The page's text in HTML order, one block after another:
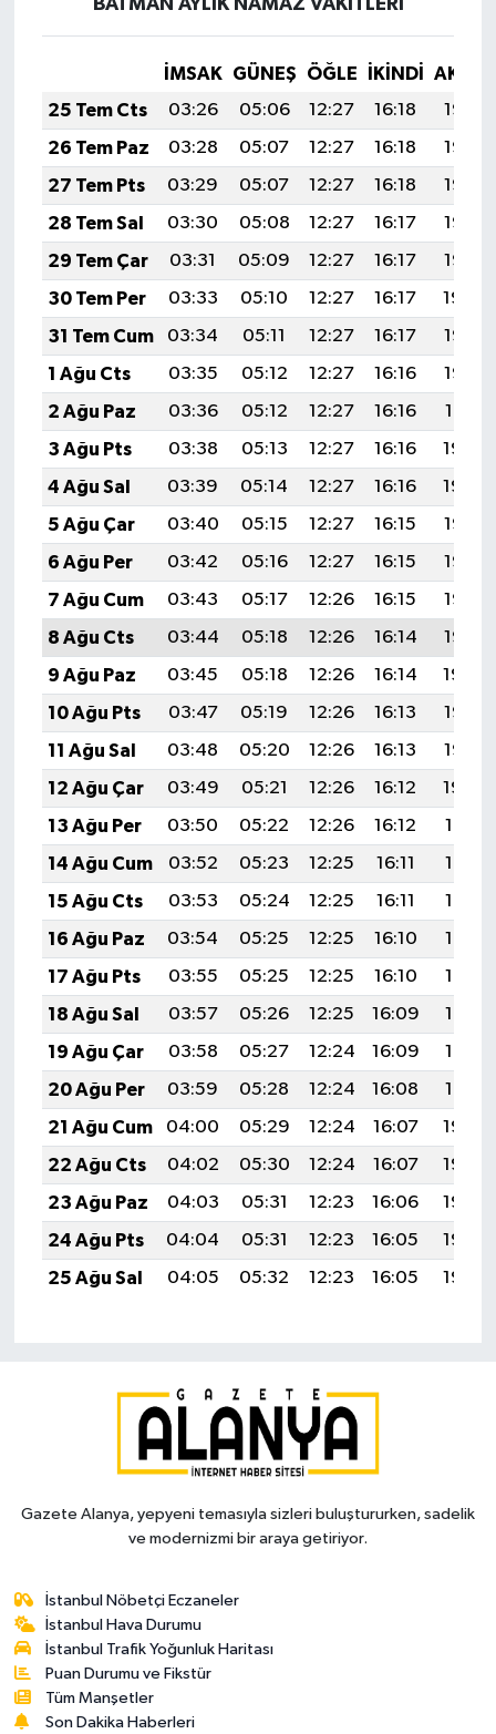
İMSAK GÜNEŞ ÖĞLE İKINDI
25 Tem Cts
03:26 05:06 12:27 16:18
19:38
26 Tem Paz
03:28 05:07 12:27 16:18
19:38
27 Tem Pts
03:29 05:07 12:27 16:18
19:37
28 Tem Sal
03:30 05:08 12:27 16:17
19:36
29 Tem Çar
03:31 05:09 12:27 16:17
19:35
30 Tem Per
03:33 05:10 12:27 16:17
19:34
31 Tem Cum
03:34 05:11 12:27 16:17
19:33
1 Ağu Cts
03:35 05:12 12:27 16:16
19:32
2 Ağu Paz
03:36 05:12 12:27 16:16
19:31
3 Ağu Pts
03:38 05:13 12:27 16:16
19:30
4 Ağu Sal
03:39 05:14 12:27 16:16
19:29
5 Ağu Çar
03:40 05:15 12:27 16:15
19:28
6 Ağu Per
03:42 05:16 12:27 16:15
19:27
7 Ağu Cum
03:43 05:17 12:26 16:15
19:26
8 Ağu Cts
03:44 05:18 12:26 16:14
19:25
9 Ağu Paz
03:45 05:18 12:26 16:14
19:24
10 Ağu Pts
03:47 05:19 12:26 16:13
19:23
11 Ağu Sal
03:48 05:20 12:26 16:13
19:22
12 Ağu Çar
03:49 05:21 12:26 16:12
19:20
13 Ağu Per
03:50 05:22 12:26 16:12
19:19
14 Ağu Cum
03:52 05:23 12:25 16:11
19:18
15 Ağu Cts
03:53 05:24 12:25 16:11
19:17
16 Ağu Paz
03:54 05:25 12:25 16:10
19:15
17 Ağu Pts
03:55 05:25 12:25 16:10
19:14
18 Ağu Sal
03:57 05:26 12:25 16:09
19:13
19 Ağu Çar
03:58 05:27 12:24 16:09
19:12
20 Ağu Per
03:59 05:28 12:24 16:08
19:10
21 Ağu Cum
04:00 05:29 12:24 16:07
19:09
22 Ağu Cts
04:02 05:30 12:24 16:07
19:08
23 Ağu Paz
04:03 05:31 12:23 16:06
19:06
24 Ağu Pts
04:04 05:31 12:23 16:05
19:05
25 Ağu Sal
04:05 05:32 12:23 16:05 19:03
Gazete Alanya, yepyeni temasıyla sizleri buluştururken, sadelik
ve modernizmi bir araya getiriyor.
İstanbul Nöbetçi Eczaneler
İstanbul Hava Durumu
İstanbul Trafik Yoğunluk Haritası
Puan Durumu ve Fikstür
Tüm Manşetler
Son Dakika Haberleri